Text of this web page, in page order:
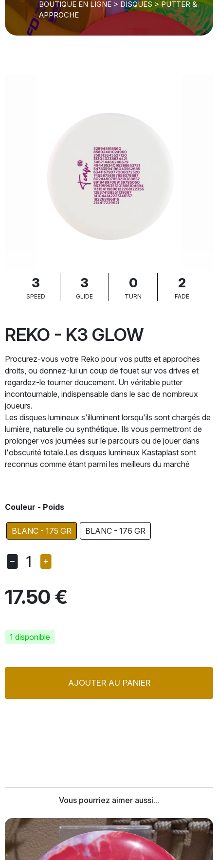
BOUTIQUE EN LIGNE > DISQUES>PUTTER &
APPROCHE
3
SPEED
3
GLIDE
0
TURN
2
FADE
REKO - K3 GLOW
Procurez-vous votre Reko pour vos putts et approches
droits, ou donnez-lui un coup de fouet sur vos drives et
regardez-le tourner doucement. Un véritable putter
incontournable, indispensable dans le sac de nombreux
joueurs.
Les disques lumineux s'illuminent lorsqu'ils sont chargés de
lumière, naturelle ou synthétique. Ils vous permettront de
prolonger vos journées sur le parcours ou de jouer dans
l'obscurité totale.Les disques lumineux Kastaplast sont
reconnus comme étant parmi les meilleurs du marché
Couleur - Poids
BLANC - 175 GR BLANC - 176 GR
1
17.50 €
1 disponible
AJOUTER AU PANIER
Vous pourriez aimer aussi...